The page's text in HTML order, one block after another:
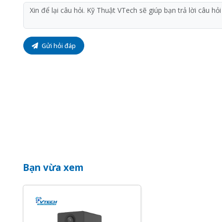
Gửi hỏi đáp
Bạn vừa xem